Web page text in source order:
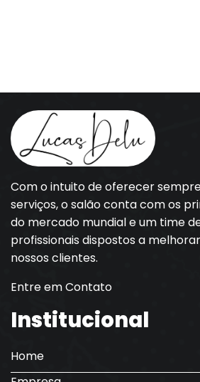
Com o intuito de oferecer
serviços, o salão conta com os
do mercado mundial e um time
profissionais dispostos a
nossos clientes.
Entre em Contato
Institucional
Home